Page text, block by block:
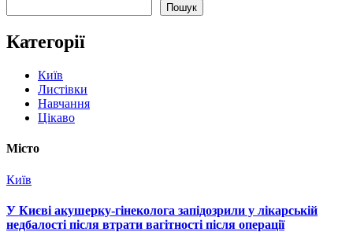
Пошук
Категорії
Київ
Листівки
Навчання
Цікаво
Місто
Київ
У Києві акушерку-гінеколога запідозрили у лікарській
недбалості після втрати вагітності після операції